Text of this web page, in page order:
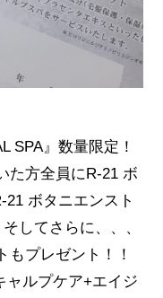
SPA』数量限定！
た方全員にR-21 ボ
ボタニエンスト
してさらに、、、
もプレゼント！！
ャルプケア+エイジ